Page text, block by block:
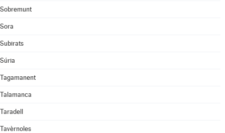
Sobremunt
Sora
Subirats
Súria
Tagamanent
Talamanca
Taradell
Tavèrnoles